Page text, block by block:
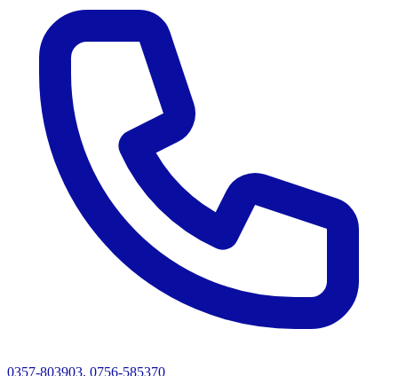
0357-803903, 0756-585370